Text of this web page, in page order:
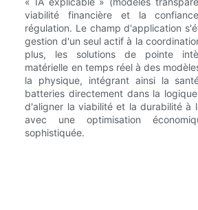
viabilité financière et la
régulation. Le champ d'application
gestion d'un seul actif à la
plus, les solutions de pointe
matérielle en temps réel à des
la physique, intégrant ainsi la
batteries directement dans la
d'aligner la viabilité et la durabilité à
avec une optimisation
sophistiquée.